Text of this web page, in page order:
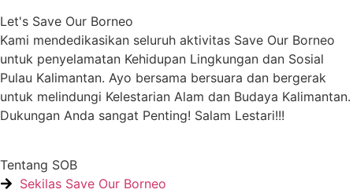
Let's Save Our Borneo
Kami mendedikasikan seluruh aktivitas Save Our Borneo
untuk penyelamatan Kehidupan Lingkungan dan Sosial
Pulau Kalimantan. Ayo bersama bersuara dan bergerak
untuk melindungi Kelestarian Alam dan Budaya Kalimantan.
Dukungan Anda sangat Penting! Salam Lestari!!!
Tentang SOB
Sekilas Save Our Borneo